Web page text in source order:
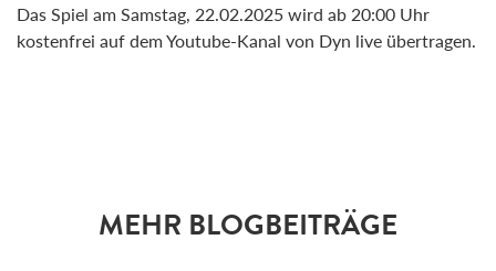
Das Spiel am Samstag, 22.02.2025 wird ab 20:00 Uhr
kostenfrei auf dem Youtube-Kanal von Dyn live übertragen.
MEHR BLOGBEITRÄGE